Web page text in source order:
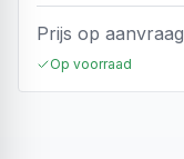
Prijs op aanvraag
Op voorraad